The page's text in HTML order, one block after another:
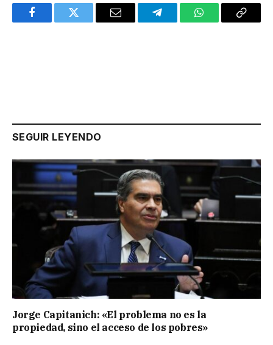
FacebookTwitter Email TelegramWhatsAppCopy
SEGUIR LEYENDO
Jorge Capitanich: «El problema no es la
propiedad, sino el acceso de los pobres»